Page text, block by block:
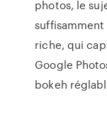
photos, le
riche, qui
Google
bokeh